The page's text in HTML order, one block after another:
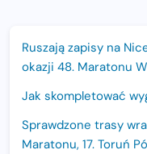
Ruszają zapisy na
okazji 48. Maratonu
Jak skompletować
Sprawdzone trasy
Maratonu, 17. Toruń